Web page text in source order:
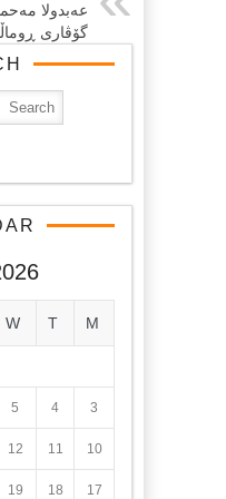
عه‌بدولا
گۆڤاری
M
T
W
3
4
5
10
11
12
17
18
19